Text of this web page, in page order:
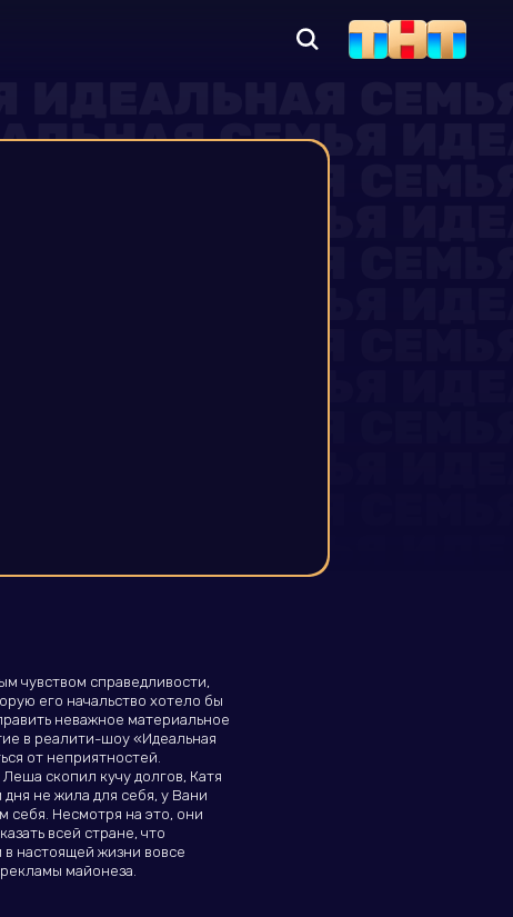
чувством справедливости,
его начальство хотело бы
неважное материальное
в реалити-шоу «Идеальная
от неприятностей.
скопил кучу долгов, Катя
не жила для себя, у Вани
себя. Несмотря на это, они
всей стране, что
в настоящей жизни вовсе
майонеза.